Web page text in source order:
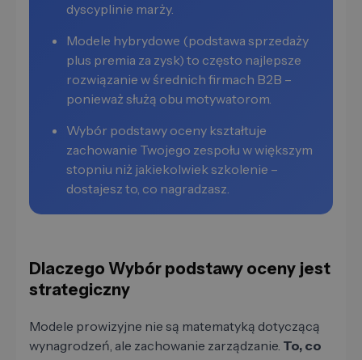
dyscyplinie marży.
Modele hybrydowe (podstawa sprzedaży
plus premia za zysk) to często najlepsze
rozwiązanie w średnich firmach B2B –
ponieważ służą obu motywatorom.
Wybór podstawy oceny kształtuje
zachowanie Twojego zespołu w większym
stopniu niż jakiekolwiek szkolenie –
dostajesz to, co nagradzasz.
Dlaczego Wybór podstawy oceny jest
strategiczny
Modele prowizyjne nie są matematyką dotyczącą
wynagrodzeń, ale zachowanie zarządzanie. To, co